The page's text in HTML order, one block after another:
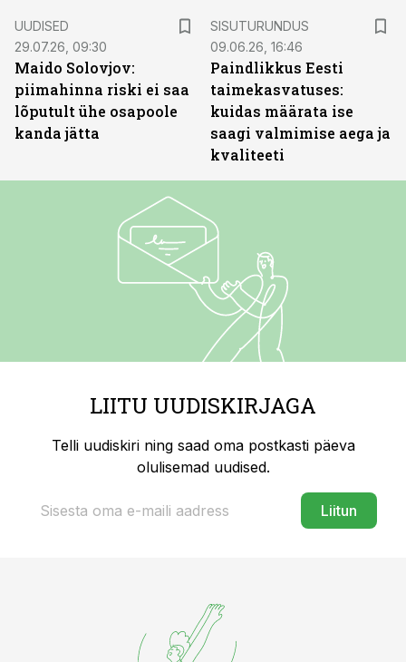
UUDISED
29.07.26, 09:30
Maido Solovjov:
piimahinna riski ei saa
lõputult ühe osapoole
kanda jätta
SISUTURUNDUS
09.06.26, 16:46
Paindlikkus Eesti
taimekasvatuses:
kuidas määrata ise
saagi valmimise aega ja
kvaliteeti
LIITU UUDISKIRJAGA
Telli uudiskiri ning saad oma postkasti päeva
olulisemad uudised.
Liitun